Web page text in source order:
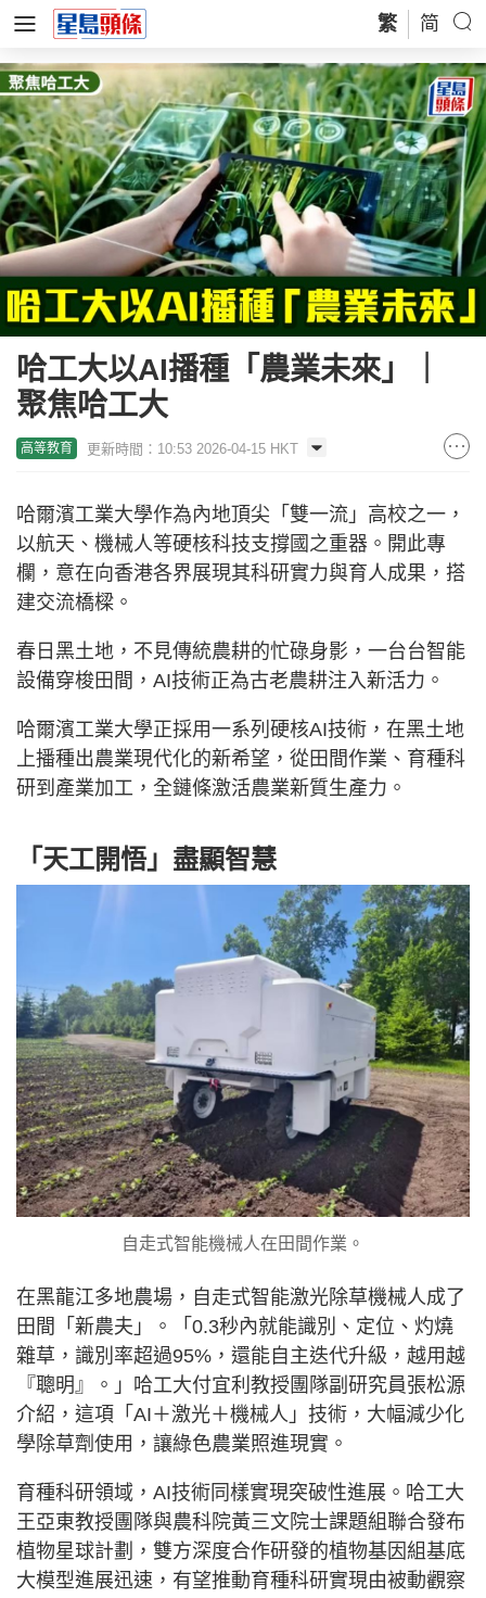
繁 简
哈工大以AI播種「農業未來」｜
聚焦哈工大
高等教育 更新時間：10:53 2026-04-15 HKT
哈爾濱工業大學作為內地頂尖「雙一流」高校之一，
以航天、機械人等硬核科技支撐國之重器。開此專
欄，意在向香港各界展現其科研實力與育人成果，搭
建交流橋樑。
春日黑土地，不見傳統農耕的忙碌身影，一台台智能
設備穿梭田間，AI技術正為古老農耕注入新活力。
哈爾濱工業大學正採用一系列硬核AI技術，在黑土地
上播種出農業現代化的新希望，從田間作業、育種科
研到產業加工，全鏈條激活農業新質生產力。
「天工開悟」盡顯智慧
自走式智能機械人在田間作業。
在黑龍江多地農場，自走式智能激光除草機械人成了
田間「新農夫」。「0.3秒內就能識別、定位、灼燒
雜草，識別率超過95%，還能自主迭代升級，越用越
『聰明』。」哈工大付宜利教授團隊副研究員張松源
介紹，這項「AI＋激光＋機械人」技術，大幅減少化
學除草劑使用，讓綠色農業照進現實。
育種科研領域，AI技術同樣實現突破性進展。哈工大
王亞東教授團隊與農科院黃三文院士課題組聯合發布
植物星球計劃，雙方深度合作研發的植物基因組基底
大模型進展迅速，有望推動育種科研實現由被動觀察